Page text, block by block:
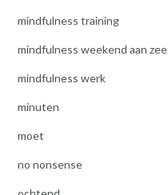
mindfulness training
mindfulness weekend aan zee
mindfulness werk
minuten
moet
no nonsense